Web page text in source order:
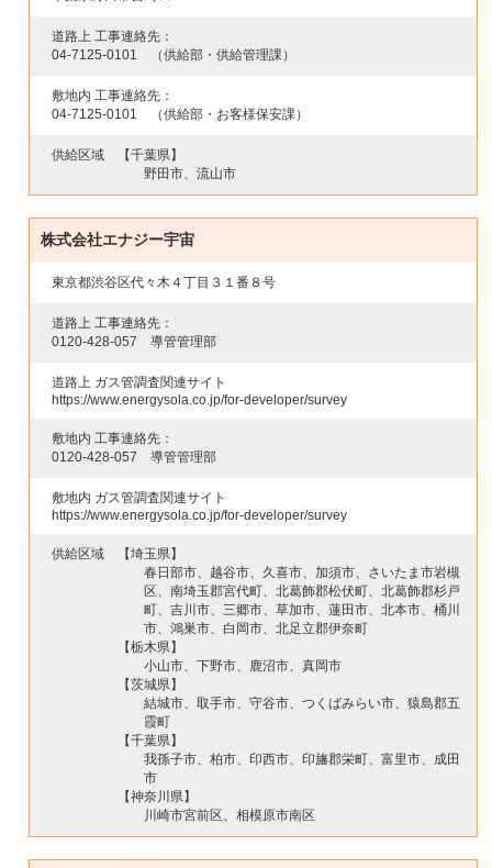
道路上 工事連絡先：
04-7125-0101 （供給部・供給管理課）
敷地内 工事連絡先：
04-7125-0101 （供給部・お客様保安課）
供給区域
【千葉県】
野田市、流山市
株式会社エナジー宇宙
東京都渋谷区代々木４丁目３１番８号
道路上 工事連絡先：
0120-428-057 導管管理部
道路上 ガス管調査関連サイト
https://www.energysola.co.jp/for-developer/survey
敷地内 工事連絡先：
0120-428-057 導管管理部
敷地内 ガス管調査関連サイト
https://www.energysola.co.jp/for-developer/survey
供給区域
【埼玉県】
春日部市、越谷市、久喜市、加須市、さいたま市岩槻
区、南埼玉郡宮代町、北葛飾郡松伏町、北葛飾郡杉戸
町、吉川市、三郷市、草加市、蓮田市、北本市、桶川
市、鴻巣市、白岡市、北足立郡伊奈町
【栃木県】
小山市、下野市、鹿沼市、真岡市
【茨城県】
結城市、取手市、守谷市、つくばみらい市、猿島郡五
霞町
【千葉県】
我孫子市、柏市、印西市、印旛郡栄町、富里市、成田
市
【神奈川県】
川崎市宮前区、相模原市南区